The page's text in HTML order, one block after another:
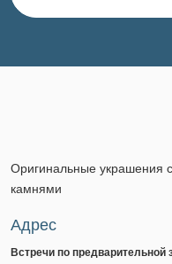
Оригинальные украшения
камнями
Адрес
Встречи по предварительной